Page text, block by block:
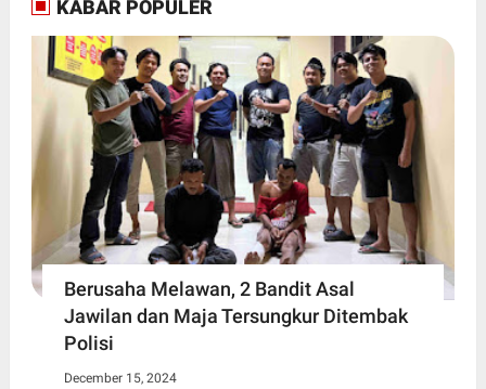
KABAR POPULER
Berusaha Melawan, 2 Bandit Asal
Jawilan dan Maja Tersungkur Ditembak
Polisi
December 15, 2024